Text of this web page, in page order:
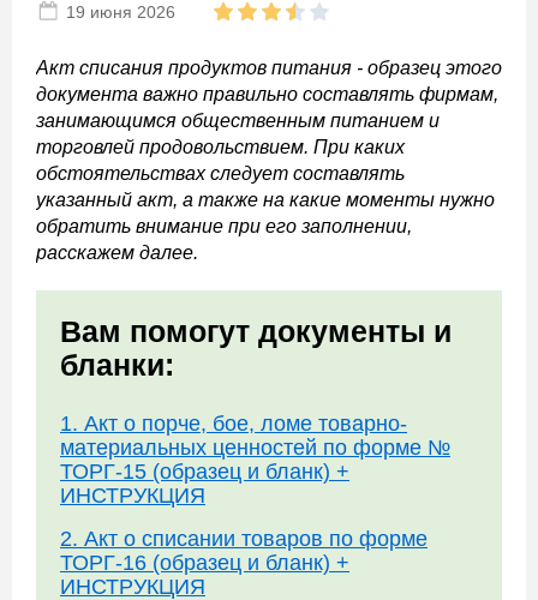
19 июня 2026
Акт списания продуктов питания - образец этого
документа важно правильно составлять фирмам,
занимающимся общественным питанием и
торговлей продовольствием. При каких
обстоятельствах следует составлять
указанный акт, а также на какие моменты нужно
обратить внимание при его заполнении,
расскажем далее.
Вам помогут документы и
бланки:
1. Акт о порче, бое, ломе товарно-
материальных ценностей по форме №
ТОРГ-15 (образец и бланк) +
ИНСТРУКЦИЯ
2. Акт о списании товаров по форме
ТОРГ-16 (образец и бланк) +
ИНСТРУКЦИЯ